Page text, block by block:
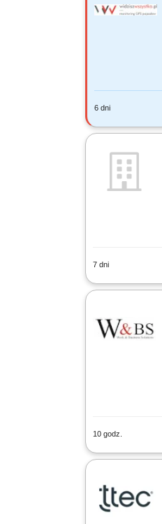
6 dni
7 dni
10 godz.